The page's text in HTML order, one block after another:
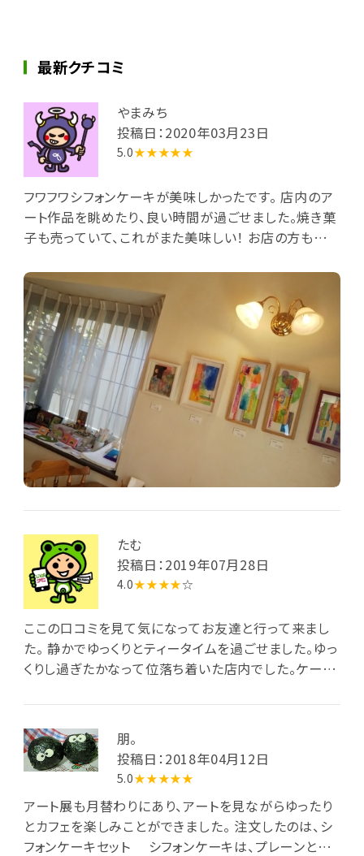
最新クチコミ
やまみち
投稿日：2020年03月23日
5.0★★★★★
フワフワシフォンケーキが美味しかったです。 店内のア
ート作品を眺めたり、良い時間が過ごせました。焼き菓
子も売っていて、これがまた美味しい！ お店の方も優し
た。
たむ
投稿日：2019年07月28日
4.0★★★★☆
ここの口コミを見て気になってお友達と行って来まし
た。 静かでゆっくりとティータイムを過ごせました。ゆっ
くりし過ぎたかなって位落ち着いた店内でした。ケーキ
朋。
投稿日：2018年04月12日
5.0★★★★★
アート展も月替わりにあり、アートを見ながらゆったり
とカフェを楽しみことができました。 注文したのは、シ
フォンケーキセット シフォンケーキは、プレーンとさく